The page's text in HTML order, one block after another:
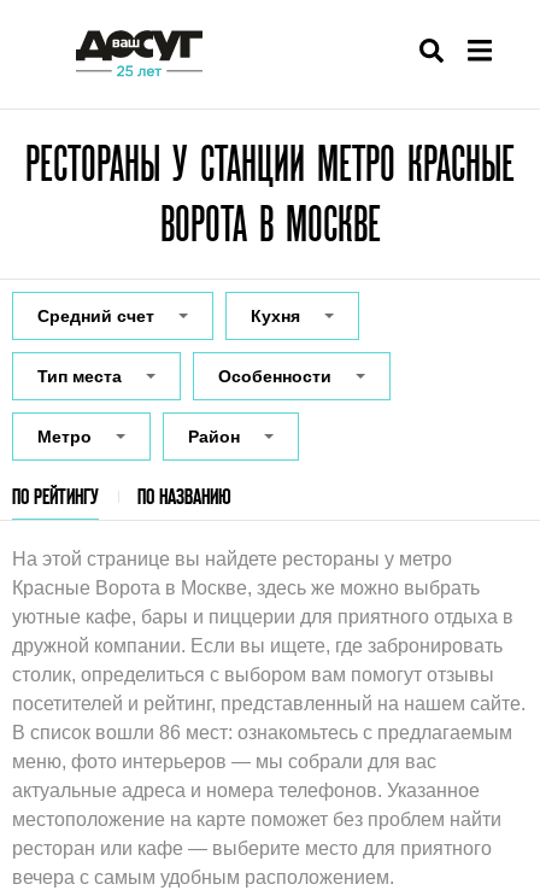
РЕСТОРАНЫ У СТАНЦИИ МЕТРО КРАСНЫЕ
ВОРОТА В МОСКВЕ
Средний счет Кухня
Тип места Особенности
Метро Район
ПО РЕЙТИНГУ ПО НАЗВАНИЮ
На этой странице вы найдете рестораны у метро
Красные Ворота в Москве, здесь же можно выбрать
уютные кафе, бары и пиццерии для приятного отдыха в
дружной компании. Если вы ищете, где забронировать
столик, определиться с выбором вам помогут отзывы
посетителей и рейтинг, представленный на нашем сайте.
В список вошли 86 мест: ознакомьтесь с предлагаемым
меню, фото интерьеров — мы собрали для вас
актуальные адреса и номера телефонов. Указанное
местоположение на карте поможет без проблем найти
ресторан или кафе — выберите место для приятного
вечера с самым удобным расположением.